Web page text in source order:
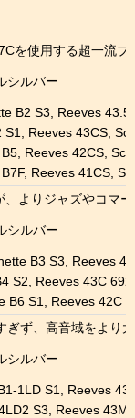
を使用する超一流
シルバー
B2 S3, Reeves
Reeves 43CS,
Reeves 42CS,
Reeves 41CS,
よりジャズやコマ
シルバー
B3 S3, Reeves
S2, Reeves 43C
B6 S1, Reeves 42C
ぎず、高音域をより
シルバー
1LD S1, Reeves
S3, Reeves